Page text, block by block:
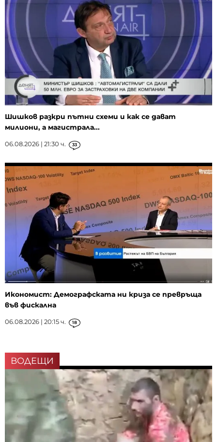
Шишков разкри пътни схеми и как се дават
милиони, а магистрала...
06.08.2026 | 21:30 ч. 33
Икономист: Демографската ни криза се превръща
във фискална
06.08.2026 | 20:15 ч. 18
ВОДЕЩИ